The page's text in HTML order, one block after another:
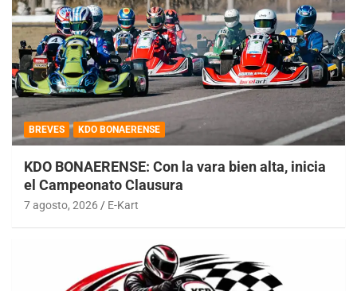
BREVES KDO BONAERENSE
KDO BONAERENSE: Con la vara bien alta, inicia
el Campeonato Clausura
7 agosto, 2026 E-Kart